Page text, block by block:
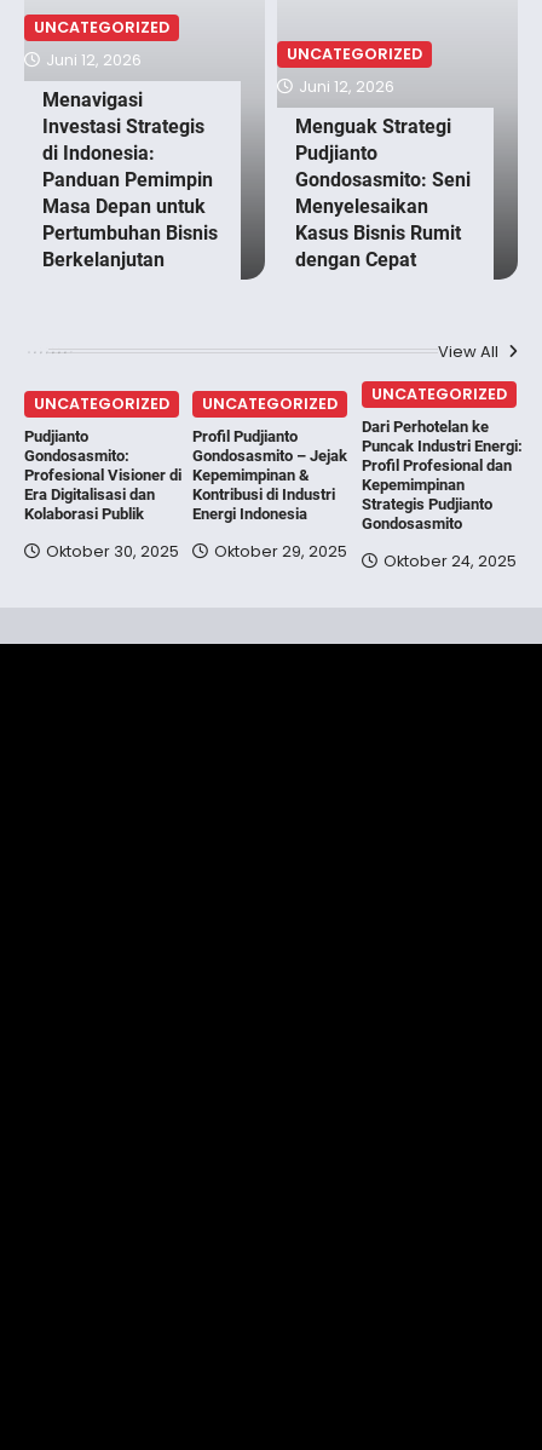
UNCATEGORIZED
Menavigasi
Investasi Strategis
di Indonesia:
Panduan Pemimpin
Masa Depan untuk
Pertumbuhan Bisnis
Berkelanjutan
Juni 12, 2026 UNCATEGORIZED
Menguak Strategi
Pudjianto
Gondosasmito: Seni
Menyelesaikan
Kasus Bisnis Rumit
dengan Cepat
Juni 12, 2026
View All
UNCATEGORIZED
Pudjianto
Gondosasmito:
Profesional Visioner di
Era Digitalisasi dan
Kolaborasi Publik
Oktober 30, 2025
UNCATEGORIZED
Profil Pudjianto
Gondosasmito – Jejak
Kepemimpinan &
Kontribusi di Industri
Energi Indonesia
Oktober 29, 2025
UNCATEGORIZED
Dari Perhotelan ke
Puncak Industri Energi:
Profil Profesional dan
Kepemimpinan
Strategis Pudjianto
Gondosasmito
Oktober 24, 2025